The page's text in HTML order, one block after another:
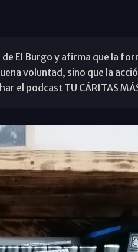
El Burgo y afirma que la
voluntad, sino que la
el podcast TU CÁRITAS